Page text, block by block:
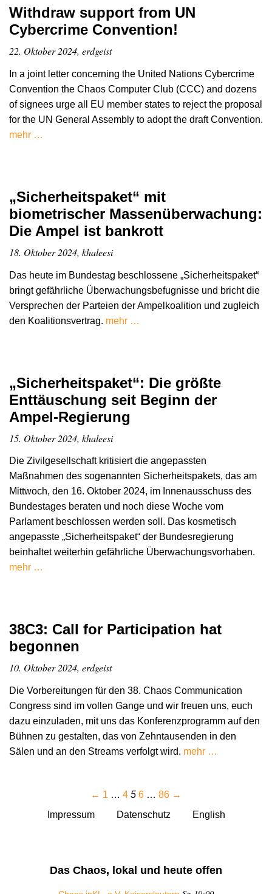
Withdraw support from UN
Cybercrime Convention!
22. Oktober 2024, erdgeist
In a joint letter concerning the United Nations Cybercrime
Convention the Chaos Computer Club (CCC) and dozens
of signees urge all EU member states to reject the proposal
for the UN General Assembly to adopt the draft Convention.
mehr …
„Sicherheitspaket“ mit
biometrischer Massenüberwachung:
Die Ampel ist bankrott
18. Oktober 2024, khaleesi
Das heute im Bundestag beschlossene „Sicherheitspaket“
bringt gefährliche Überwachungsbefugnisse und bricht die
Versprechen der Parteien der Ampelkoalition und zugleich
den Koalitionsvertrag. mehr …
„Sicherheitspaket“: Die größte
Enttäuschung seit Beginn der
Ampel-Regierung
15. Oktober 2024, khaleesi
Die Zivilgesellschaft kritisiert die angepassten
Maßnahmen des sogenannten Sicherheitspakets, das am
Mittwoch, den 16. Oktober 2024, im Innenausschuss des
Bundestages beraten und noch diese Woche vom
Parlament beschlossen werden soll. Das kosmetisch
angepasste „Sicherheitspaket“ der Bundesregierung
beinhaltet weiterhin gefährliche Überwachungsvorhaben.
mehr …
38C3: Call for Participation hat
begonnen
10. Oktober 2024, erdgeist
Die Vorbereitungen für den 38. Chaos Communication
Congress sind im vollen Gange und wir freuen uns, euch
dazu einzuladen, mit uns das Konferenzprogramm auf den
Bühnen zu gestalten, das von Zehntausenden in den
Sälen und an den Streams verfolgt wird. mehr …
← 1 … 4 5 6 … 86 →
Impressum
Datenschutz English
Das Chaos, lokal und heute offen